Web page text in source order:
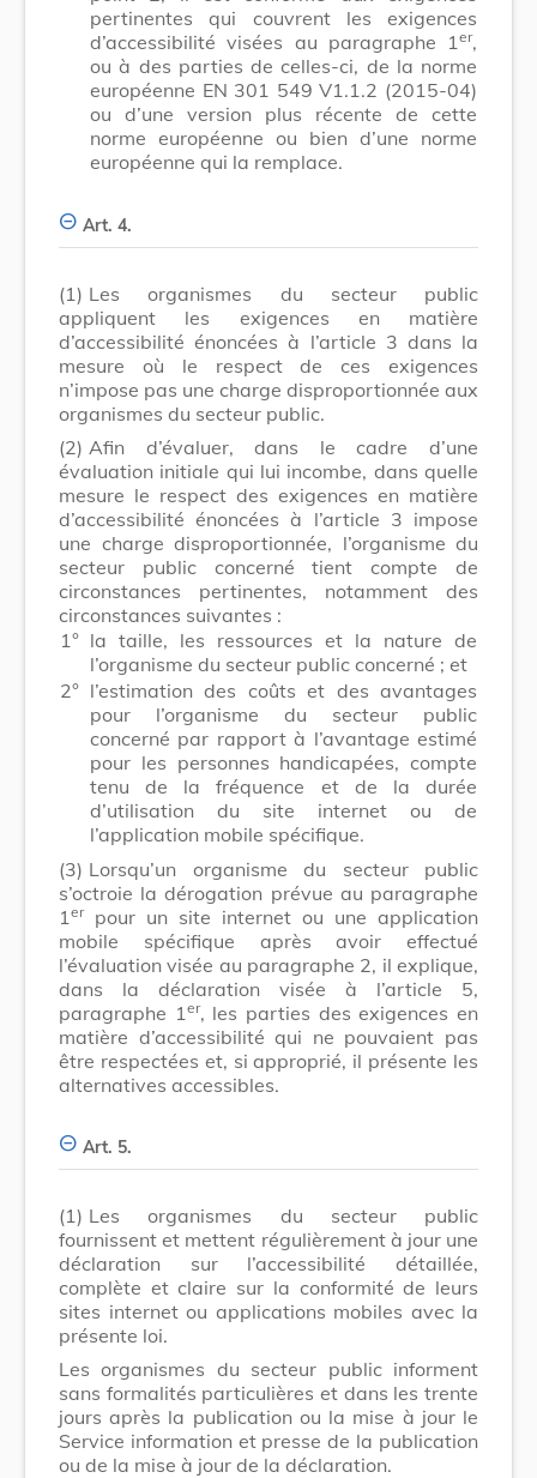
pertinentes qui couvrent les exigences
d’accessibilité visées au paragraphe 1 er,
ou à des parties de celles-ci, de la norme
européenne EN 301 549 V1.1.2 (2015-04)
ou d’une version plus récente de cette
norme européenne ou bien d’une norme
européenne qui la remplace.
Art. 4.
(1) Les organismes du secteur public
appliquent les exigences en matière
d’accessibilité énoncées à l’article 3 dans la
mesure où le respect de ces exigences
n’impose pas une charge disproportionnée aux
organismes du secteur public.
(2) Afin d’évaluer, dans le cadre d’une
évaluation initiale qui lui incombe, dans quelle
mesure le respect des exigences en matière
d’accessibilité énoncées à l’article 3 impose
une charge disproportionnée, l’organisme du
secteur public concerné tient compte de
circonstances pertinentes, notamment des
circonstances suivantes :
1° la taille, les ressources et la nature de
l’organisme du secteur public concerné ; et
2° l’estimation des coûts et des avantages
pour l’organisme du secteur public
concerné par rapport à l’avantage estimé
pour les personnes handicapées, compte
tenu de la fréquence et de la durée
d’utilisation du site internet ou de
l’application mobile spécifique.
(3) Lorsqu’un organisme du secteur public
s’octroie la dérogation prévue au paragraphe
1 erpour un site internet ou une application
mobile spécifique après avoir effectué
l’évaluation visée au paragraphe 2, il explique,
dans la déclaration visée à l’article 5,
paragraphe 1 er, les parties des exigences en
matière d’accessibilité qui ne pouvaient pas
être respectées et, si approprié, il présente les
alternatives accessibles.
Art. 5.
(1) Les organismes du secteur public
fournissent et mettent régulièrement à jour une
déclaration sur l’accessibilité détaillée,
complète et claire sur la conformité de leurs
sites internet ou applications mobiles avec la
présente loi.
Les organismes du secteur public informent
sans formalités particulières et dans les trente
jours après la publication ou la mise à jour le
Service information et presse de la publication
ou de la mise à jour de la déclaration.